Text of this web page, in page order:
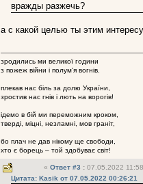
вражды разжечь?
а с какой целью ты этим
зродились ми великої години
з пожеж війни і полум'я вогнів.
плекав нас біль за долю України,
зростив нас гнів і лють на ворогів!
ідемо в бій ми переможним кроком,
тверді, міцні, незламні, мов граніт,
бо плач не дав нікому ще свободи,
хто є борець – той здобуває світ!
« Ответ #3 : 07.05.2022
Цитата: Kasik от 07.05.2022 00:26:21